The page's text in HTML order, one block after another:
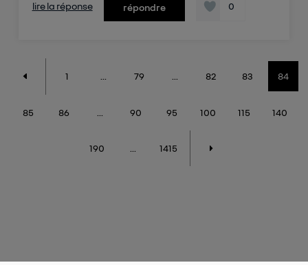
lire la réponse répondre 0
1 79 82 83 84
85 86 90 95 100 115 140
190 1415